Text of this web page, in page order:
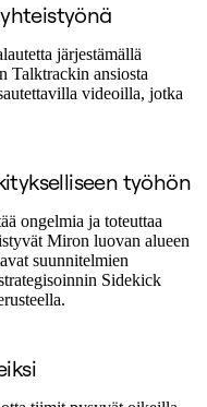
muunnos
järjestämällä
Talktrackin ansiosta
videoilla, jotka
työhön
ongelmia ja toteuttaa
Miron luovan alueen
suunnitelmien
Sidekick